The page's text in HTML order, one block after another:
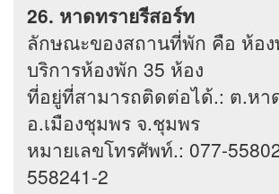
26. หาดทรายรีสอร์ท
ลักษณะของสถานที่พัก คือ ห้อง
บริการห้องพัก 35 ห้อง
ที่อยู่ที่สามารถติดต่อได้.: ต.หา
อ.เมืองชุมพร จ.ชุมพร
หมายเลขโทรศัพท์.: 077-
558241-2